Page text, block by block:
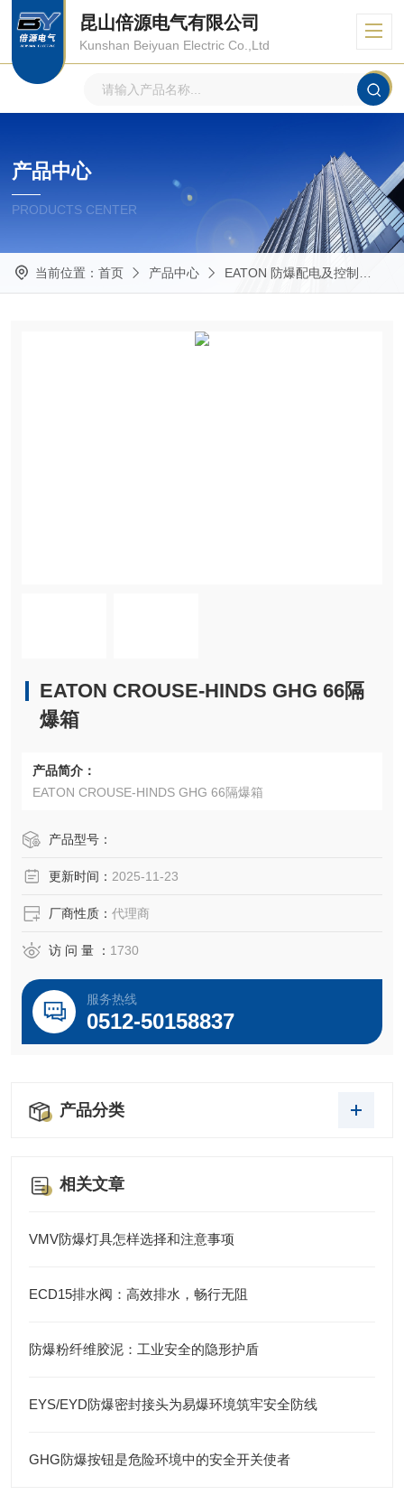
昆山倍源电气有限公司
Kunshan Beiyuan Electric Co.,Ltd
产品中心
PRODUCTS CENTER
当前位置： 首页 产品中心 EATON 防爆配电及控制
EATON CROUSE-HINDS GHG 66隔
爆箱
产品简介：
EATON CROUSE-HINDS GHG 66隔爆箱
产品型号：
更新时间： 2025-11-23
厂商性质： 代理商
访 问 量 ： 1730
服务热线
0512-50158837
产品分类
相关文章
VMV防爆灯具怎样选择和注意事项
ECD15排水阀：高效排水，畅行无阻
防爆粉纤维胶泥：工业安全的隐形护盾
EYS/EYD防爆密封接头为易爆环境筑牢安全防线
GHG防爆按钮是危险环境中的安全开关使者